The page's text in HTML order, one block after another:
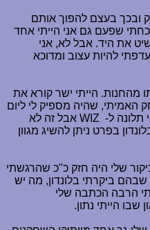
ובכך בעצם להפוך אותם
שפעם גם אני הייתי אחד
את היד. אבל לא, אני
להיות עצוב ומדוכא
מהחנות. הייתי ישר קורא את
האמיתי, שהיה מספיק לי ליום
תלונה ל- WIZ אבל זה לא
בפרט ניתן להשיג מגוון
שלי היה חזק כ"כ שהרגשתי
ביקרתי בלונדון, מה יש
הרבה הכתבה שלי
שבו הייתי נתון.